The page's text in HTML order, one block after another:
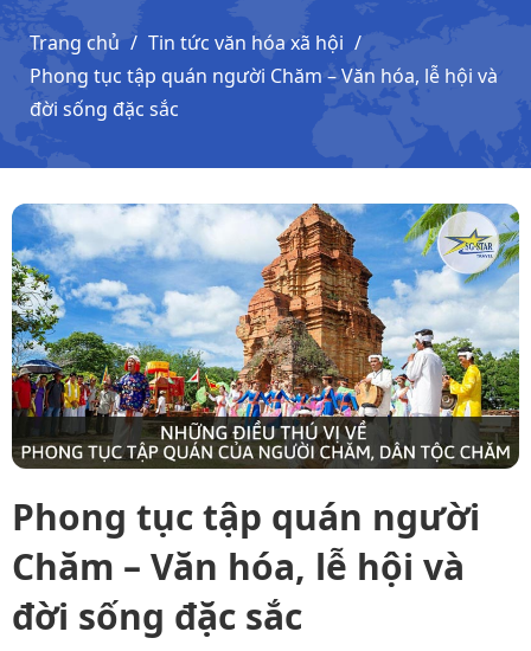
Trang chủ
Tin tức văn hóa xã hội
Phong tục tập quán người Chăm – Văn hóa, lễ hội và
đời sống đặc sắc
Phong tục tập quán người
Chăm – Văn hóa, lễ hội và
đời sống đặc sắc